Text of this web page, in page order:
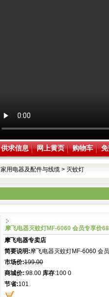
供求信息 网上黄页 购物车
家用电器及配件与线缆 > 灭蚊灯
摩飞电器灭蚊灯MF-6060 会员专享价
摩飞电器专卖店
简要说明:摩飞电器灭蚊灯MF-6060 会
市场价:199.00
商城价::98.00 库存:100 0
节省:101